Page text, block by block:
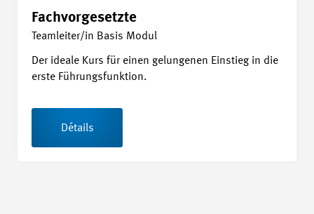
Fachvorgesetzte
Teamleiter/in Basis Modul
Der ideale Kurs für einen gelungenen Einstieg in die
erste Führungsfunktion.
Détails